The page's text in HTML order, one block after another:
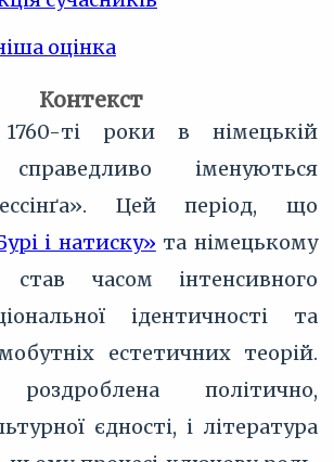
оцінка
Контекст
ті роки в німецькій
справедливо іменуються
Цей період, що
і натиску» та німецькому
став часом інтенсивного
ідентичності та
естетичних теорій.
роздроблена політично,
єдності, і література